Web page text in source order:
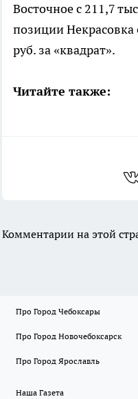
Восточное с 211,7
позиции Некрасовка
руб. за «квадрат».
Читайте также:
Комментарии на этой
Про Город Чебоксары
Про Город Новочебоксарск
Про Город Ярославль
Наша Газета